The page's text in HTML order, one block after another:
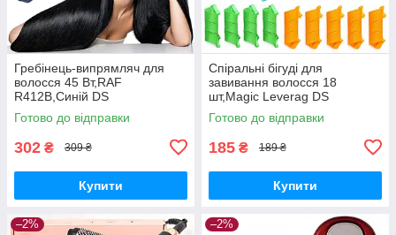
Гребінець-випрямляч для
волосся 45 Вт,RAF
R412B,Синій DS
Готово до відправки
302 ₴ 309 ₴
Купити
Спіральні бігуді для
завивання волосся 18
шт,Magic Leverag DS
Готово до відправки
185 ₴ 189 ₴
Купити
–2% –2%